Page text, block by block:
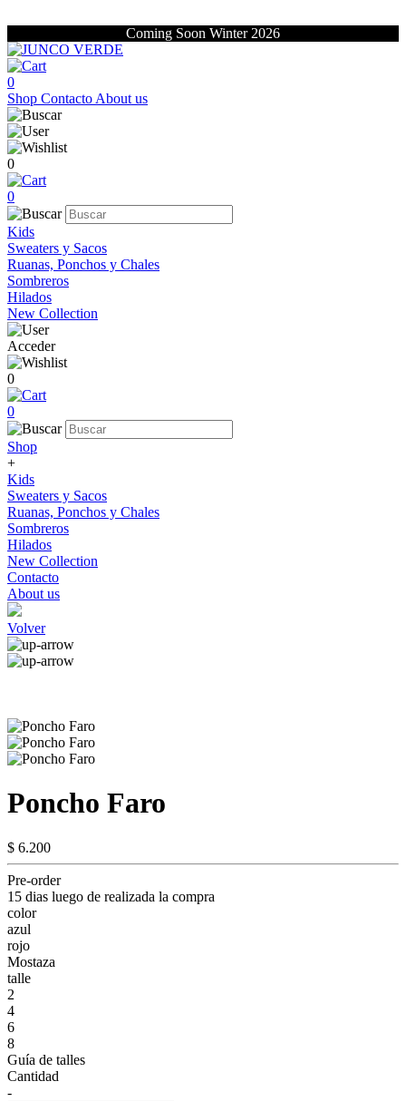
Coming Soon Winter 2026
0
Shop Contacto About us
0
0
Kids
Sweaters y Sacos
Ruanas, Ponchos y Chales
Sombreros
Hilados
New Collection
Acceder
0
0
Shop
+
Kids
Sweaters y Sacos
Ruanas, Ponchos y Chales
Sombreros
Hilados
New Collection
Contacto
About us
Volver
Poncho Faro
$ 6.200
Pre-order
15 dias luego de realizada la compra
color
azul
rojo
Mostaza
talle
2
4
6
8
Guía de talles
Cantidad
-